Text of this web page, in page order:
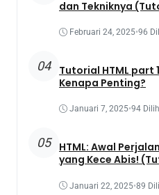
dan Tekniknya
Februari 24, 2025•96
04
Tutorial HTML part
Kenapa Penting?
Januari 7, 2025•94
05
HTML: Awal
yang Kece Abis!
Januari 22, 2025•89